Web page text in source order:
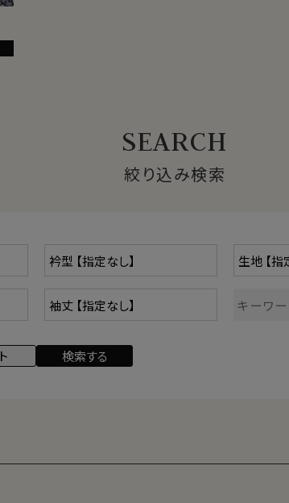
と目の間がきゅっと詰まっている凹
のない滑らかな生地。ほぼ編み目は
常に柔らかく滑らかな肌ざわり。 程
レスシャツの定番生地「ブロード」の
なプレーンな見た目です。
絞り込み検索